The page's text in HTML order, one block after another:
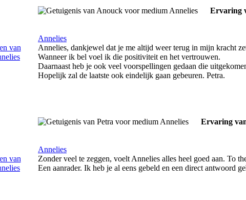
Ervaring
Annelies
Annelies, dankjewel dat je me altijd weer terug in mijn kracht
Wanneer ik bel voel ik die positiviteit en het vertrouwen.
Daarnaast heb je ook veel voorspellingen gedaan die
Hopelijk zal de laatste ook eindelijk gaan gebeuren. Petra.
Ervaring
Annelies
Zonder veel te zeggen, voelt Annelies alles heel goed aan. To
Een aanrader. Ik heb je al eens gebeld en een direct antwoord